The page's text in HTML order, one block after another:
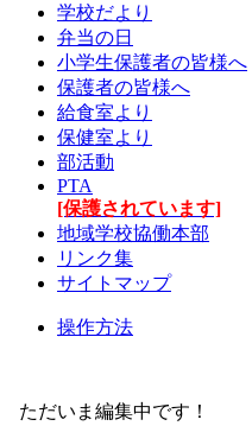
学校だより
弁当の日
小学生保護者の皆様へ
保護者の皆様へ
給食室より
保健室より
部活動
PTA
[保護されています]
地域学校協働本部
リンク集
サイトマップ
操作方法
ただいま編集中です！